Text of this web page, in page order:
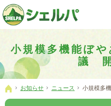
小規模多機能ぼ
議
介護の「通い・泊まり・訪問」から必要なものだ
横浜市神奈川区 事業所数No,1の小規模多機能型居
ホーム
お知らせ ニュース 小規模多